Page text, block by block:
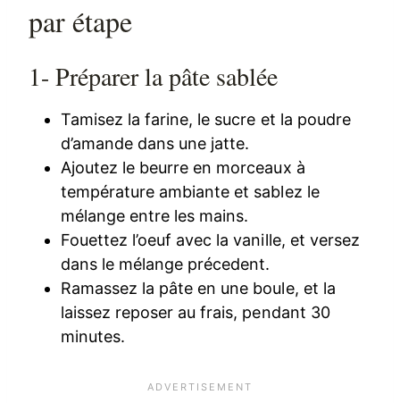
par étape
1- Préparer la pâte sablée
Tamisez la farine, le sucre et la poudre
d’amande dans une jatte.
Ajoutez le beurre en morceaux à
température ambiante et sablez le
mélange entre les mains.
Fouettez l’oeuf avec la vanille, et versez
dans le mélange précedent.
Ramassez la pâte en une boule, et la
laissez reposer au frais, pendant 30
minutes.